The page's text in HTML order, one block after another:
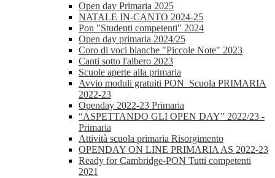
Open day Primaria 2025
NATALE IN-CANTO 2024-25
Pon "Studenti competenti" 2024
Open day primaria 2024/25
Coro di voci bianche "Piccole Note" 2023
Canti sotto l'albero 2023
Scuole aperte alla primaria
Avvio moduli gratuiti PON_Scuola PRIMARIA
2022-23
Openday 2022-23 Primaria
“ASPETTANDO GLI OPEN DAY” 2022/23 -
Primaria
Attività scuola primaria Risorgimento
OPENDAY ON LINE PRIMARIA AS 2022-23
Ready for Cambridge-PON Tutti competenti
2021